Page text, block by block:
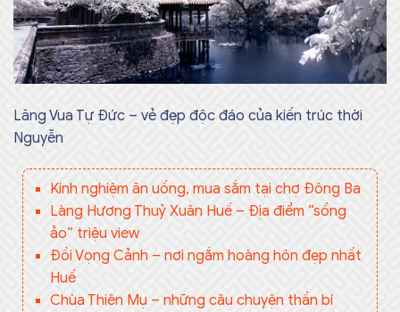
Lăng Vua Tự Đức – vẻ đẹp độc đáo của kiến trúc thời
Nguyễn
Kinh nghiệm ăn uống, mua sắm tại chợ Đông Ba
Làng Hương Thuỷ Xuân Huế – Địa điểm “sống
ảo” triệu view
Đồi Vọng Cảnh – nơi ngắm hoàng hôn đẹp nhất
Huế
Chùa Thiên Mụ – những câu chuyện thần bí